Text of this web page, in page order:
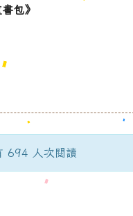
包》
694 人次閱讀